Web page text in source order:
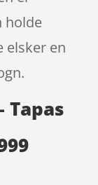
holde
elsker en
Tapas